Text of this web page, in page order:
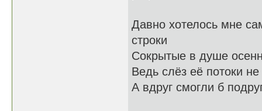
Давно хотелось мне
строки
Сокрытые в душе
Ведь слёз её потоки
А вдруг смогли б